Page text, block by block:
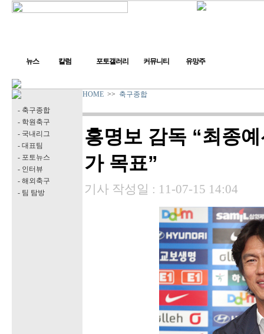
뉴스 칼럼 포토갤러리 커뮤니티 유망주
- 축구종합
- 학원축구
- 국내리그
- 대표팀
- 포토뉴스
- 인터뷰
- 해외축구
- 팀 탐방
HOME >> 축구종합
홍명보 감독 “최종
가 목표”
기사 작성일 : 11-07-15 14:04